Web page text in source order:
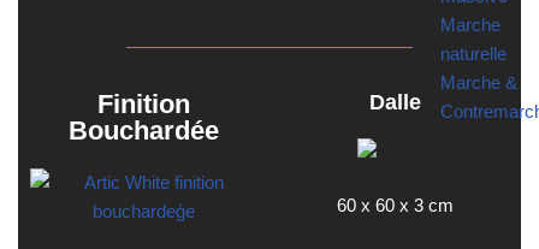
Marche
naturelle
Marche &
Finition
Bouchardée
Dalle
60 x 60 x 3 cm